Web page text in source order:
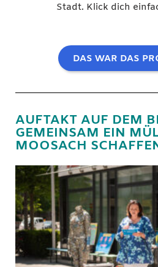
Stadt. Klick dich
DAS WAR DAS
AUFTAKT AUF DEM
GEMEINSAM EIN
MOOSACH